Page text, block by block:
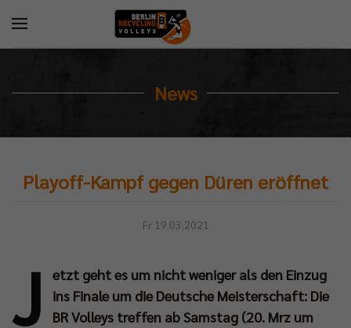
News
Playoff-Kampf gegen Düren eröffnet
Fr 19.03.2021
J
etzt geht es um nicht weniger als den Einzug
ins Finale um die Deutsche Meisterschaft: Die
BR Volleys treffen ab Samstag (20. Mrz um